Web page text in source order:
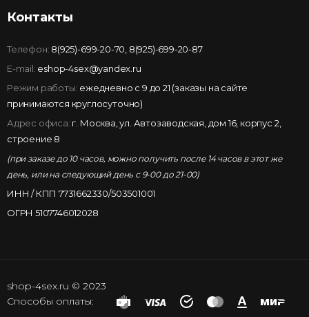
Контакты
Телефон: 8(925)-699-20-70 8(925)-699-20-87
E-mail: eshop-4sex@yandex.ru
Режим работы: ежедневно с 9 до 21 (заказы на сайте
принимаются круглосуточно)
Адрес офиса: г. Москва, ул. Автозаводская, дом 16, корпус 2,
строение 8
(при заказе до 10 часов, можно получить после 14 часов в этот же
день, или на следующий день с 9-00 до 21-00)
ИНН / КПП 7731662330/503501001
ОГРН 5107746012028
shop-4sex.ru © 2023
Способы оплаты: